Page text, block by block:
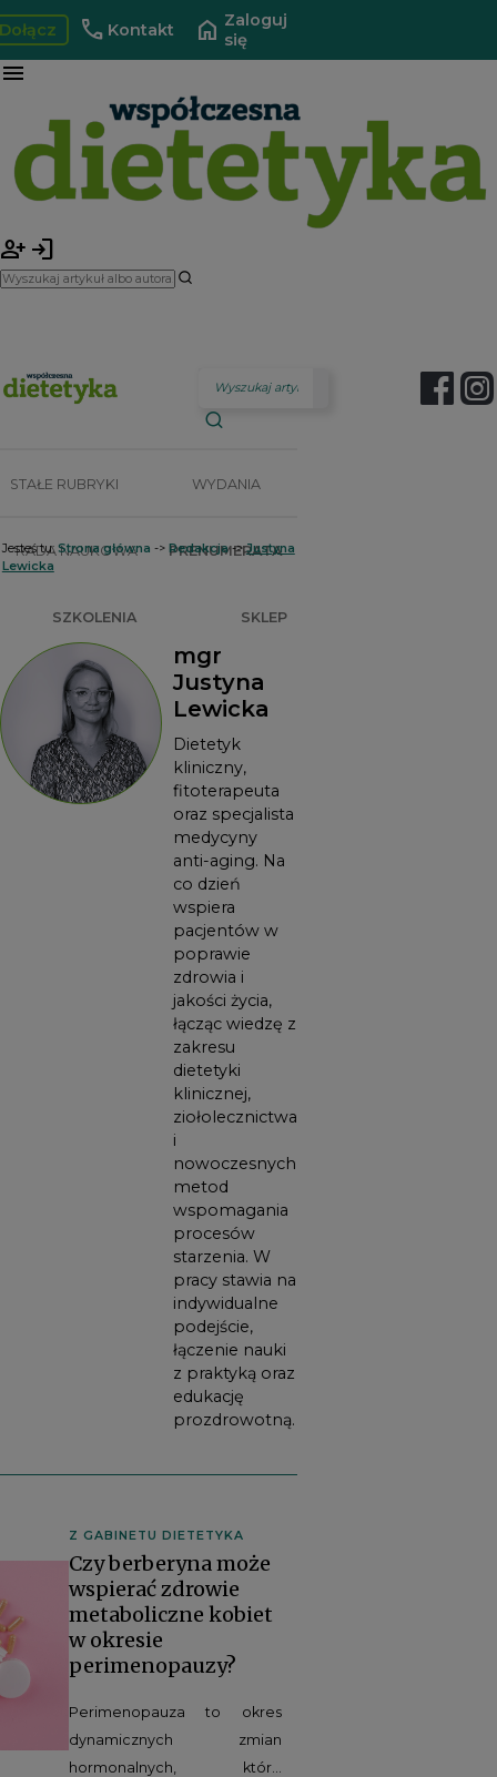
call Kontakt home Zaloguj
się
menu
person_add login
STAŁE RUBRYKI WYDANIA
RADA NAUKOWA PRENUMERATA
SZKOLENIA SKLEP
Jesteś tu:Strona główna -> Redakcja->Justyna
Lewicka
mgr
Justyna
Lewicka
Dietetyk
kliniczny,
fitoterapeuta
oraz specjalista
medycyny
anti-aging. Na
co dzień
wspiera
pacjentów w
poprawie
zdrowia i
jakości życia,
łącząc wiedzę z
zakresu
dietetyki
klinicznej,
ziołolecznictwa
i
nowoczesnych
metod
wspomagania
procesów
starzenia. W
pracy stawia na
indywidualne
podejście,
łączenie nauki
z praktyką oraz
edukację
prozdrowotną.
Z GABINETU DIETETYKA
Czy berberyna może
wspierać zdrowie
metaboliczne kobiet
w okresie
perimenopauzy?
Perimenopauza to okres
dynamicznych zmian
hormonalnych, które